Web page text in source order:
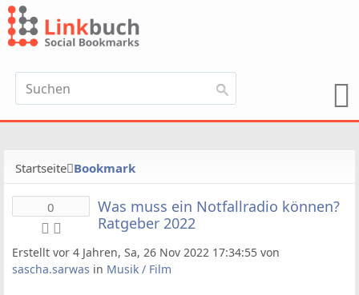
Startseite Bookmark
0
Was muss ein Notfallradio können?
Ratgeber 2022
Erstellt vor 4 Jahren, Sa, 26 Nov 2022 17:34:55 von
sascha.sarwas in Musik / Film